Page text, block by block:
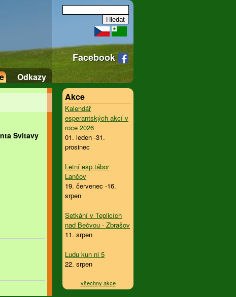
Facebook
Odkazy
Svitavy
Akce
Kalendář
esperantských akcí v
roce 2026
01. leden -31.
prosinec
Letní esp.tábor
Lančov
19. červenec -16.
srpen
Setkání v Teplicích
nad Bečvou - Zbrašov
11. srpen
Ludu kun ni 5
22. srpen
všechny akce